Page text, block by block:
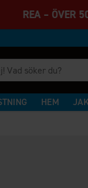
REA –
HEM